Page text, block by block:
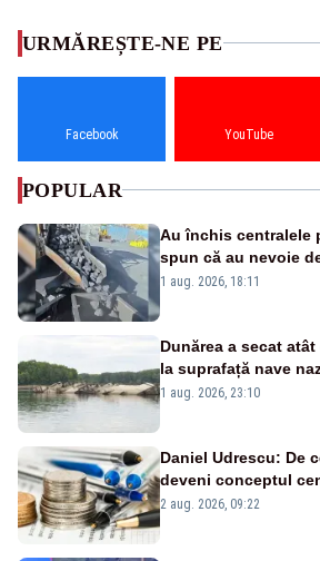
URMĂREȘTE-NE PE
Facebook YouTube
POPULAR
Au închis centralele
spun că au nevoie
pasează vina în
1 aug. 2026, 18:11
Dunărea a secat
la suprafață nave
război mondial
1 aug. 2026, 23:10
Daniel Udrescu: De
deveni conceptul
viitoare?
2 aug. 2026, 09:22